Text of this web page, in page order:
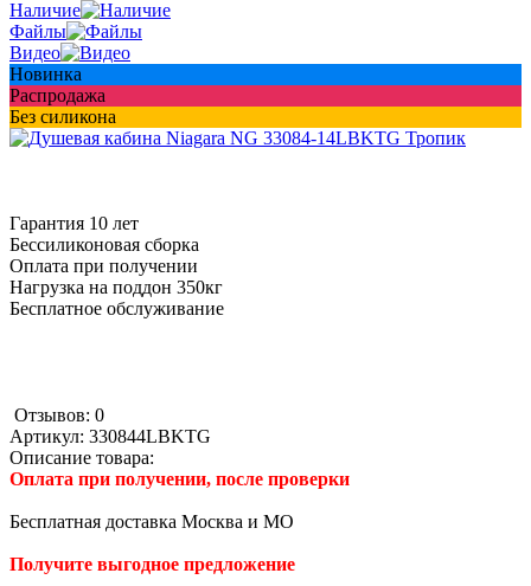
Наличие
Файлы
Видео
Новинка
Распродажа
Без силикона
Гарантия 10 лет
Бессиликоновая сборка
Оплата при получении
Нагрузка на поддон 350кг
Бесплатное обслуживание
Отзывов: 0
Артикул: 330844LBKTG
Описание товара:
Оплата при получении, после проверки
Бесплатная доставка Москва и МО
Получите выгодное предложение